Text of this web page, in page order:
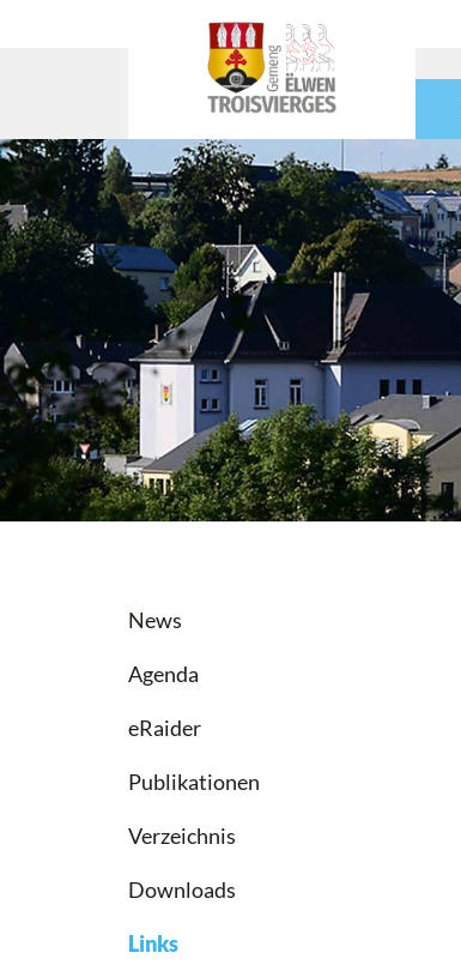
News
Agenda
eRaider
Publikationen
Verzeichnis
Downloads
Links